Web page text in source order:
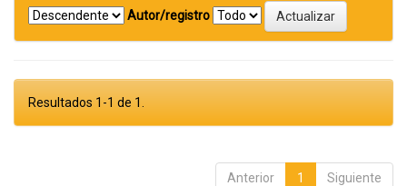
Autor/registro
Resultados 1-1 de 1.
Anterior 1 Siguiente